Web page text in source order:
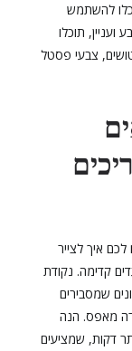
להשתמש
תוכלו
צבעי פסטל
לכם איך לצייר
קדימה. נקודת
שמסבירים
מאפס. הנה
דקות, שמציעים